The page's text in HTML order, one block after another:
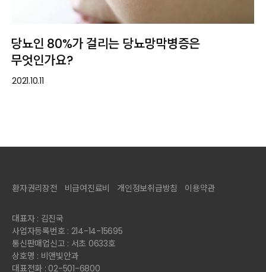
당뇨인 80%가 걸리는 당뇨망막병증은
무엇인가요?
2021.10.11
환자권리장전 비급여진료비 개인정보취급방침 이용약관
대표자 : 김진국
사업자등록번호 : 214-14-15695
통신판매업신고 : 서초 0633호
상호명 : 비앤빛안과
대표전화 : 02-501-6800